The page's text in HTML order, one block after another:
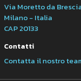
Via Moretto da
Milano - Italia
CAP 20133
Contatti
Contatta il nostro